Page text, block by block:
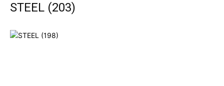
STEEL (203)